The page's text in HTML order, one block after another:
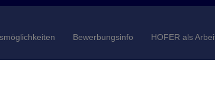
Bewerbungsinfo HOFER als